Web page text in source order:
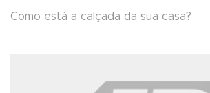
Como está a calçada da sua casa?